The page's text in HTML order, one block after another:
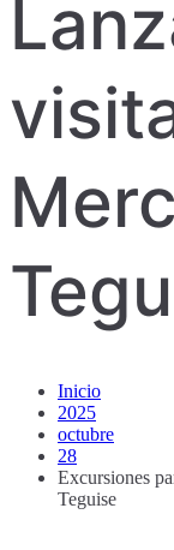
Inicio
2025
octubre
28
Excursiones
Teguise